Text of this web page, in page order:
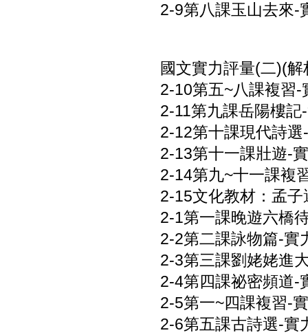
2-9第八課玉山去來-
國文實力評量(二)(解
2-10第五~八課複習
2-11第九課岳陽樓
2-12第十課現代詩
2-13第十一課壯遊-
2-14第九~十一課複
2-15文化教材：孟
2-1第一課晚遊六橋
2-2第二課詠物篇-實
2-3第三課劉姥姥進
2-4第四課祕密頻道-
2-5第一~四課複習-
2-6第五課古詩選-實